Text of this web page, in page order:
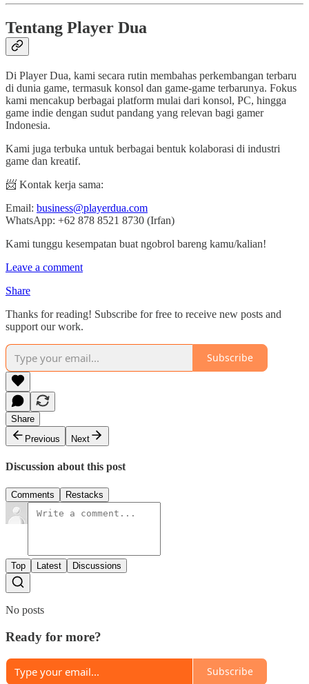
Tentang Player Dua
Di Player Dua, kami secara rutin membahas perkembangan terbaru
di dunia game, termasuk konsol dan game-game terbarunya. Fokus
kami mencakup berbagai platform mulai dari konsol, PC, hingga
game indie dengan sudut pandang yang relevan bagi gamer
Indonesia.
Kami juga terbuka untuk berbagai bentuk kolaborasi di industri
game dan kreatif.
📨 Kontak kerja sama:
Email: business@playerdua.com
WhatsApp: +62 878 8521 8730 (Irfan)
Kami tunggu kesempatan buat ngobrol bareng kamu/kalian!
Leave a comment
Share
Thanks for reading! Subscribe for free to receive new posts and
support our work.
Subscribe
Share
Previous
Next
Discussion about this post
Comments Restacks
Top Latest Discussions
No posts
Ready for more?
Subscribe